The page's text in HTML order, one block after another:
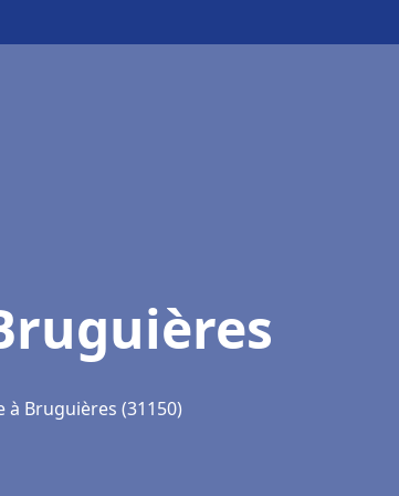
Bruguières (31150)